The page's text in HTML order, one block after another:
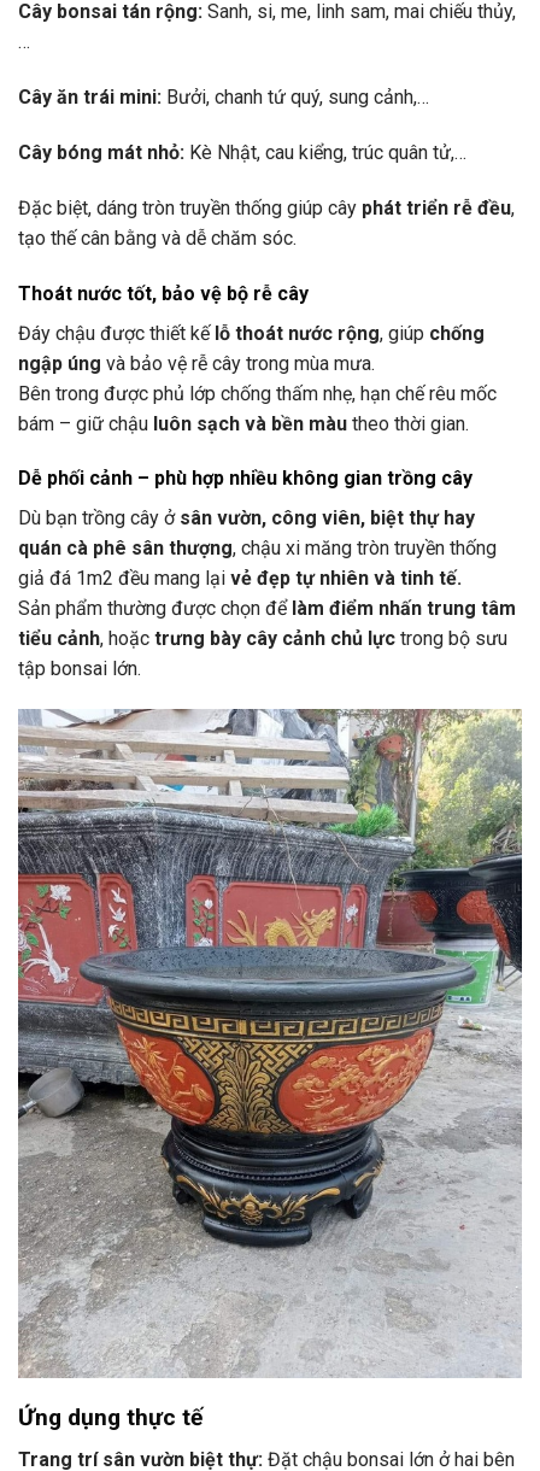
Cây bonsai tán rộng: Sanh, si, me, linh sam, mai chiếu thủy,
…
Cây ăn trái mini: Bưởi, chanh tứ quý, sung cảnh,…
Cây bóng mát nhỏ: Kè Nhật, cau kiểng, trúc quân tử,…
Đặc biệt, dáng tròn truyền thống giúp cây phát triển rễ đều,
tạo thế cân bằng và dễ chăm sóc.
Thoát nước tốt, bảo vệ bộ rễ cây
Đáy chậu được thiết kế lỗ thoát nước rộng, giúp chống
ngập úng và bảo vệ rễ cây trong mùa mưa.
Bên trong được phủ lớp chống thấm nhẹ, hạn chế rêu mốc
bám – giữ chậu luôn sạch và bền màu theo thời gian.
Dễ phối cảnh – phù hợp nhiều không gian trồng cây
Dù bạn trồng cây ở sân vườn, công viên, biệt thự hay
quán cà phê sân thượng, chậu xi măng tròn truyền thống
giả đá 1m2 đều mang lại vẻ đẹp tự nhiên và tinh tế.
Sản phẩm thường được chọn để làm điểm nhấn trung tâm
tiểu cảnh, hoặc trưng bày cây cảnh chủ lực trong bộ sưu
tập bonsai lớn.
Ứng dụng thực tế
Trang trí sân vườn biệt thự: Đặt chậu bonsai lớn ở hai bên